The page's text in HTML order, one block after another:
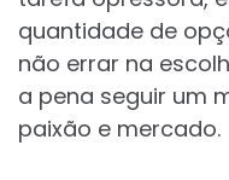
quantidade de
não errar na
a pena seguir um
paixão e mercado.